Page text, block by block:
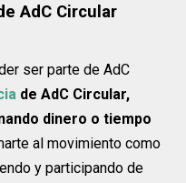
AdC Circular
ser parte de AdC
de AdC Circular,
dinero o tiempo
al movimiento como
y participando de